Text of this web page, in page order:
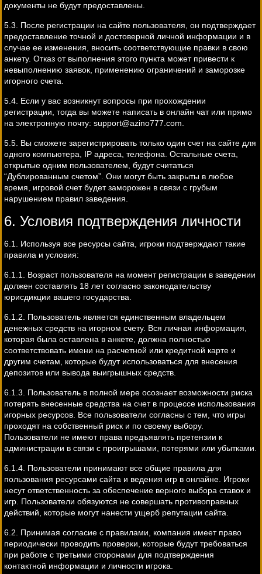
документы не будут предоставлены.
5.3. После регистрации на сайте пользователя, он подтверждает
предоставление точной и достоверной личной информации и в
случае ее изменения, вносить соответствующие правки в свою
анкету. Отказ от выполнения этого пункта может привести к
невыполнению заявок, применению ограничений и заморозке
игорного счета.
5.4. Если у вас возникнут вопросы при прохождении
регистрации, тогда вы можете написать в онлайн чат или прямо
на электронную почту:support@azino777.com
5.5. Вы сможете зарегистрировать только один счет на сайте для
одного компьютера, IP адреса, телефона. Остальные счета,
открытые одним пользователем, будут считаться
“Дублированным счетом”. Они могут быть закрыты в любое
время, игровой счет будет заморожен в связи с грубым
нарушением правил заведения.
6. Условия подтверждения личности
6.1. Используя все ресурсы сайта, игроки подтверждают такие
правила и условия:
6.1.1. Возраст пользователя на момент регистрации в заведении
должен составлять 18 лет согласно законодательству
юрисдикции вашего государства.
6.1.2. Пользователь является единственным владельцем
денежных средств на игорном счету. Вся личная информация,
которая была оставлена в анкете, должна полностью
соответствовать имени на расчетной или кредитной карте и
другим счетам, которые будут использоваться для внесения
депозитов или вывода выигрышных средств.
6.1.3. Пользователь в полной мере осознает возможности риска
потерять внесенные средства на счет в процессе использования
игорных ресурсов. Все пользователи согласны с тем, что игры
проходят на собственный риск и по своему выбору.
Пользователи не имеют права предъявлять претензии к
администрации в связи с проигрышами, потерями или убытками.
6.1.4. Пользователи принимают все общие правила для
пользования ресурсами сайта и ведения игр в онлайне. Игроки
несут ответственность за обеспечение верного выбора ставок и
игр. Пользователи обязуются не совершать противоправных
действий, которые могут нанести ущерб репутации сайта.
6.2. Принимая согласие с правилами, компания имеет право
периодически проводить проверки, которые будут требоваться
при работе с третьими сторонами для подтверждения
контактной информации и личности игрока.